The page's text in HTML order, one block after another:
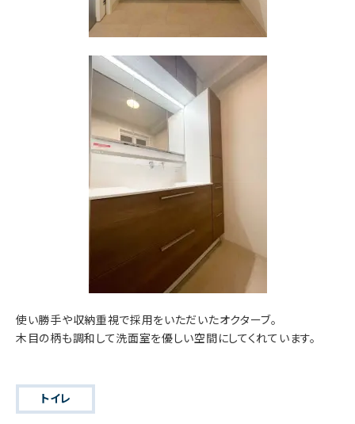
使い勝手や収納重視で採用をいただいたオクターブ。
木目の柄も調和して洗面室を優しい空間にしてくれています。
トイレ